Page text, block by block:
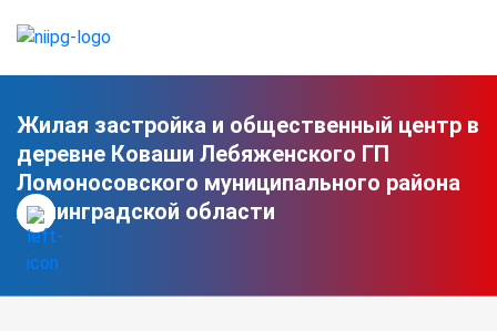
Жилая застройка и общественный центр в
деревне Коваши Лебяженского ГП
Ломоносовского муниципального района
Ленинградской области